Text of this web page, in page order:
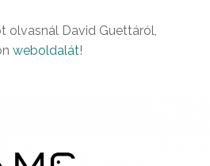
olvasnál David Guettáról,
weboldalát!